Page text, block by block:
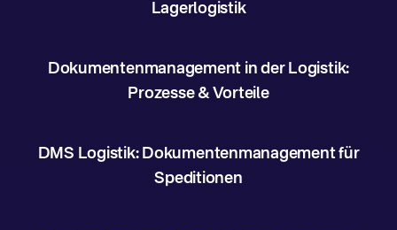
Lagerlogistik
Dokumentenmanagement in der Logistik:
Prozesse & Vorteile
DMS Logistik: Dokumentenmanagement für
Speditionen